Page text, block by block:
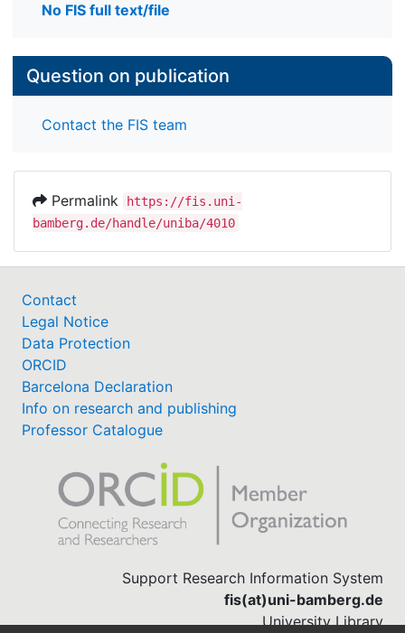
No FIS full text/file
Question on publication
Contact the FIS team
Permalink
https://fis.uni-
bamberg.de/handle/uniba/4010
Contact
Legal Notice
Data Protection
ORCID
Barcelona Declaration
Info on research and publishing
Professor Catalogue
Support Research Information System
fis(at)uni-bamberg.de
University Library